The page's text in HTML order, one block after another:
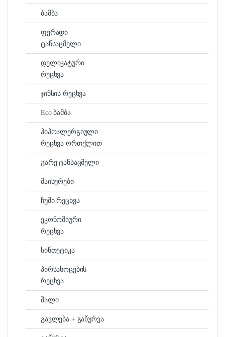
ბამბა
ფერადი
ტანსაცმელი
დელიკატური
რეცხვა
ჯინსის რეცხვა
Eco ბამბა
ჰიპოალერგიული
რეცხვა ორთქლით
გარე ტანსაცმელი
მაისურები
ჩუმი რეცხვა
ეკონომიური
რეცხვა
სინთეტიკა
პირსახოცების
რეცხვა
შალი
გავლება + გაწურვა